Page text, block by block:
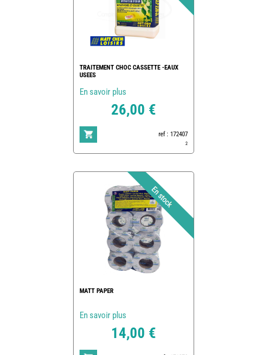
TRAITEMENT CHOC CASSETTE -EAUX
USEES
En savoir plus
26,00 €
ref : 172407
2
MATT PAPER
En savoir plus
14,00 €